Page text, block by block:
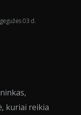
03 d.
kuriai reikia